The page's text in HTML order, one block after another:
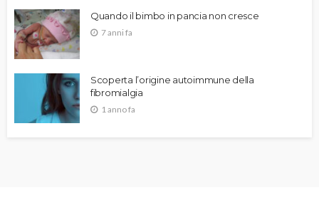
Quando il bimbo in pancia non cresce
7 anni fa
Scoperta l’origine autoimmune della
fibromialgia
1 anno fa